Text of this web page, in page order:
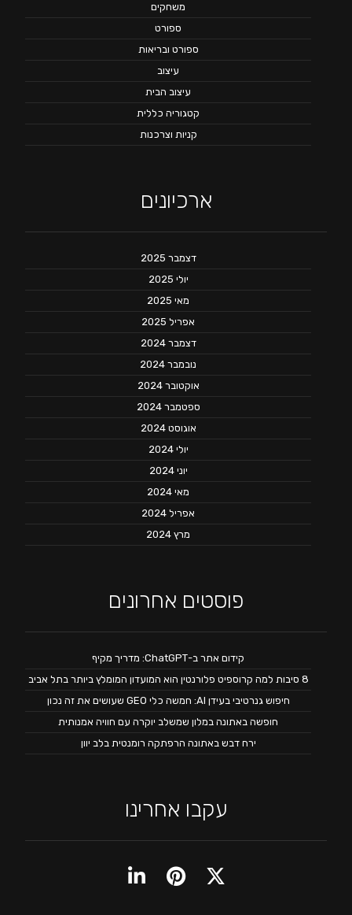
משחקים
ספורט
ספורט ובריאות
עיצוב
עיצוב הבית
קטגוריה כללית
קניות וצרכנות
ארכיונים
דצמבר 2025
יולי 2025
מאי 2025
אפריל 2025
דצמבר 2024
נובמבר 2024
אוקטובר 2024
ספטמבר 2024
אוגוסט 2024
יולי 2024
יוני 2024
מאי 2024
אפריל 2024
מרץ 2024
פוסטים אחרונים
קידום אתר ב-ChatGPT: מדריך מקיף
8 סיבות למה קרוספיט פלורנטין הוא המועדון המומלץ ביותר בתל אביב
חיפוש גנרטיבי בעידן AI: חמשה כלי GEO שעושים את זה נכון
חופשה באתונה במלון שמשלב יוקרה עם חוויה אמנותית
ירח דבש באתונה הרפתקה רומנטית בלב יוון
עקבו אחרינו